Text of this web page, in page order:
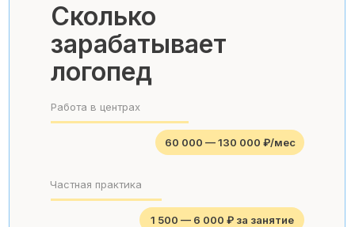
Сколько
зарабатывает
логопед
Работа в центрах
60 000 — 130 000 ₽/мес
Частная практика
1 500 — 6 000 ₽ за занятие